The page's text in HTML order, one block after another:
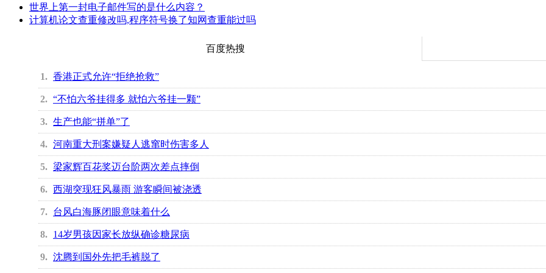
世界上第一封电子邮件写的是什么内容？
计算机论文查重修改吗,程序符号换了知网查重能过吗
百度热搜
1 香港正式允许“拒绝抢救”
2 “不怕六爷挂得多 就怕六爷挂一颗”
3 生产也能“拼单”了
4 河南重大刑案嫌疑人逃窜时伤害多人
5 梁家辉百花奖迈台阶两次差点摔倒
6 西湖突现狂风暴雨 游客瞬间被浇透
7 台风白海豚闭眼意味着什么
8 14岁男孩因家长放纵确诊糖尿病
9 沈腾到国外先把毛裤脱了